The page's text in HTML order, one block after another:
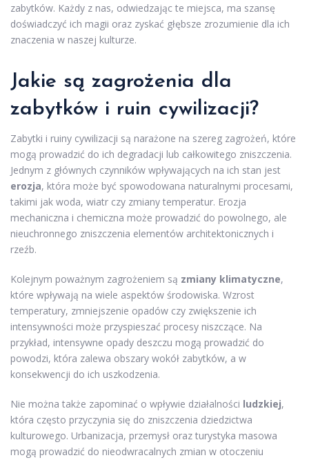
zabytków. Każdy z nas, odwiedzając te miejsca, ma szansę
doświadczyć ich magii oraz zyskać głębsze zrozumienie dla ich
znaczenia w naszej kulturze.
Jakie są zagrożenia dla
zabytków i ruin cywilizacji?
Zabytki i ruiny cywilizacji są narażone na szereg zagrożeń, które
mogą prowadzić do ich degradacji lub całkowitego zniszczenia.
Jednym z głównych czynników wpływających na ich stan jest
erozja, która może być spowodowana naturalnymi procesami,
takimi jak woda, wiatr czy zmiany temperatur. Erozja
mechaniczna i chemiczna może prowadzić do powolnego, ale
nieuchronnego zniszczenia elementów architektonicznych i
rzeźb.
Kolejnym poważnym zagrożeniem są zmiany klimatyczne,
które wpływają na wiele aspektów środowiska. Wzrost
temperatury, zmniejszenie opadów czy zwiększenie ich
intensywności może przyspieszać procesy niszczące. Na
przykład, intensywne opady deszczu mogą prowadzić do
powodzi, która zalewa obszary wokół zabytków, a w
konsekwencji do ich uszkodzenia.
Nie można także zapominać o wpływie działalności ludzkiej,
która często przyczynia się do zniszczenia dziedzictwa
kulturowego. Urbanizacja, przemysł oraz turystyka masowa
mogą prowadzić do nieodwracalnych zmian w otoczeniu